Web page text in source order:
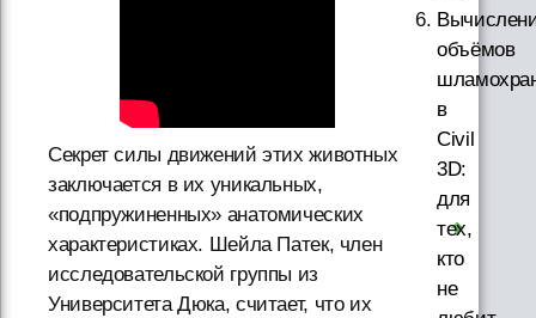
Секрет силы движений этих животных
заключается в их уникальных,
«подпружиненных» анатомических
характеристиках. Шейла Патек, член
исследовательской группы из
Университета Дюка, считает, что их
объёмов
в
Civil
3D:
для
тех,
кто
не